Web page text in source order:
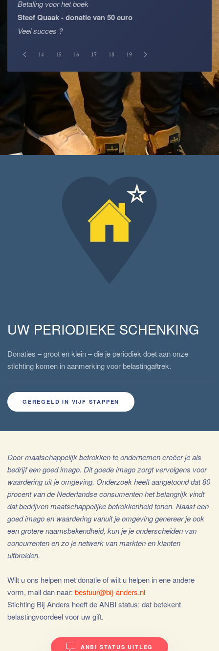
Betaling voor het boek
Steef Quaak - donatie van 50 euro
Veel succes ?
14 15 16 17 18 19
UW PERIODIEKE SCHENKING
Donaties – groot en klein – die je periodiek doet aan onze
stichting komen in aanmerking voor belastingaftrek.
GEREGELD IN VIJF STAPPEN
Door maatschappelijk betrokken te ondernemen creëer je als
bedrijf een goed imago. Dit goede imago zorgt vervolgens voor
waardering uit je omgeving. Onderzoek heeft aangetoond dat 80
procent van de Nederlandse consumenten het belangrijk vindt
dat bedrijven maatschappelijke betrokkenheid tonen. Naast een
goed imago en waardering vanuit je omgeving genereer je ook
een grotere naamsbekendheid, kun je je onderscheiden van
concurrenten en zo je netwerk van markten en klanten
uitbreiden.
Wilt u ons helpen met donatie of wilt u helpen in ene andere
vorm, mail dan naar: bestuur@bij-anders.nl
Stichting Bij Anders heeft de ANBI status: dat betekent
belastingvoordeel voor uw gift.
ANBI STATUS UITLEG